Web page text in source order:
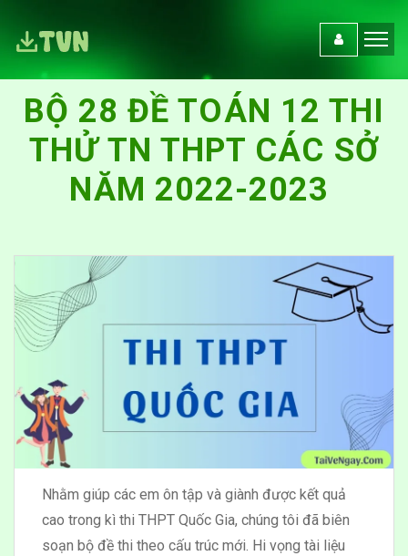
BỘ 28 ĐỀ TOÁN 12 THI
THỬ TN THPT CÁC SỞ
NĂM 2022-2023
Nhằm giúp các em ôn tập và giành được kết quả
cao trong kì thi THPT Quốc Gia, chúng tôi đã biên
soạn bộ đề thi theo cấu trúc mới. Hi vọng tài liệu